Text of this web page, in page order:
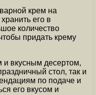
крем на
его в
количество
придать крему
вкусным десертом,
стол, так и
по подаче и
его вкусом и